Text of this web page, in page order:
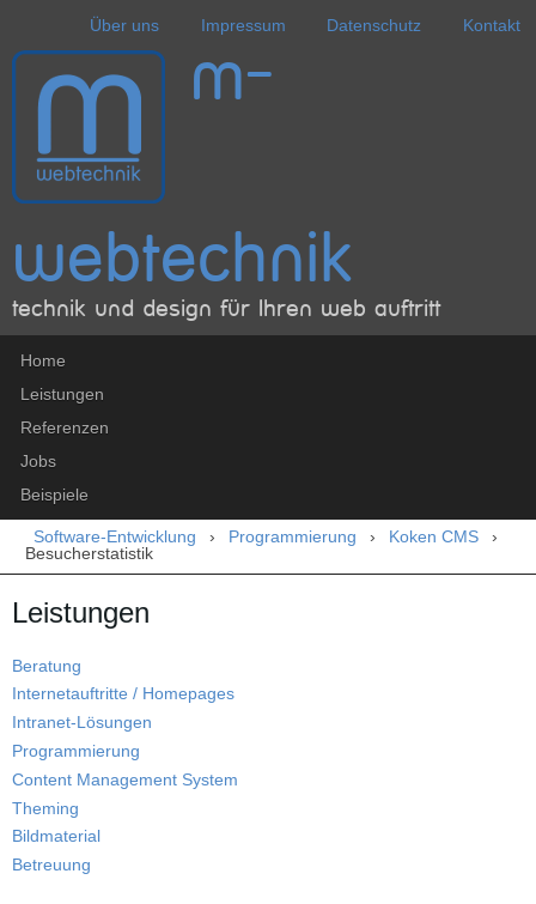
Sekundärmenü
Über uns Impressum Datenschutz Kontakt
m-
webtechnik
technik und design für Ihren web auftritt
Hauptmenü
Home
Leistungen
Referenzen
Jobs
Beispiele
Sie sind hier
Software-Entwicklung München
› Programmierung › Koken CMS
›
Besucherstatistik
Leistungen
Beratung
Internetauftritte / Homepages
Intranet-Lösungen
Programmierung
Content Management System
Theming
Bildmaterial
Betreuung